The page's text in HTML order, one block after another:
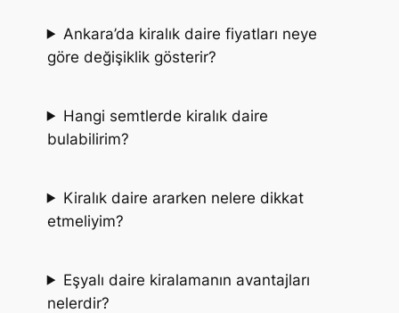
Ankara’da kiralık daire fiyatları neye
göre değişiklik gösterir?
Hangi semtlerde kiralık daire
bulabilirim?
Kiralık daire ararken nelere dikkat
etmeliyim?
Eşyalı daire kiralamanın avantajları
nelerdir?